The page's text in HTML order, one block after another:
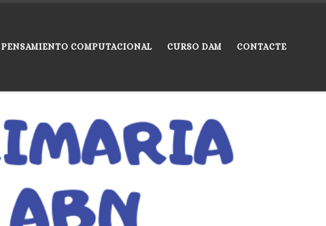
PENSAMIENTO COMPUTACIONAL CURSO DAM CONTACTE